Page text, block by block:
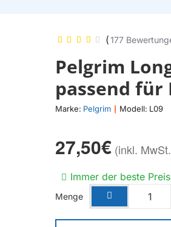
Pelgrim
passend für
Marke: Pelgrim Modell: L09
(177
27,50€
Immer der beste Preis
Menge